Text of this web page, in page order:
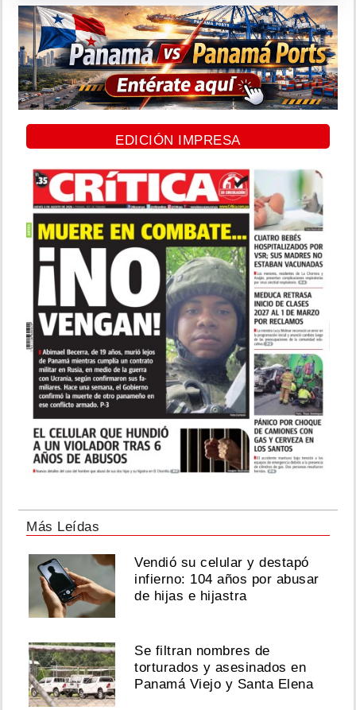
EDICIÓN IMPRESA
Más Leídas
Vendió su celular y destapó
infierno: 104 años por abusar
de hijas e hijastra
Se filtran nombres de
torturados y asesinados en
Panamá Viejo y Santa Elena